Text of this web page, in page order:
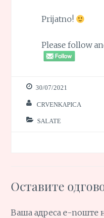
Prijatno!
Please follow
30/07/2021
CRVENKAPICA
SALATE
Оставите
Ваша адреса е-поште